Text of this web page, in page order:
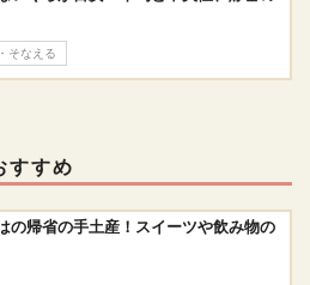
そなえる
すすめ
の帰省の手土産！スイーツや飲み物の